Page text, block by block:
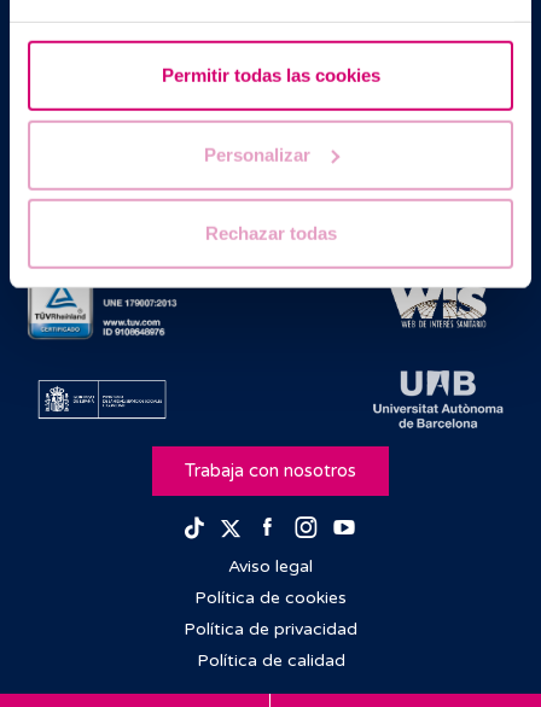
Permitir todas las cookies
Personalizar
Rechazar todas
Barcelona IVF es un Centro Sanitario homologado por la
Generalitat de Catalunya autorizado como Centro de
Reproducción Humana Asistida con el código nº E08050604
Trabaja con nosotros
TikTokTwitterFacebook
Instagram
Aviso legal
Política de cookies
Política de privacidad
Política de calidad